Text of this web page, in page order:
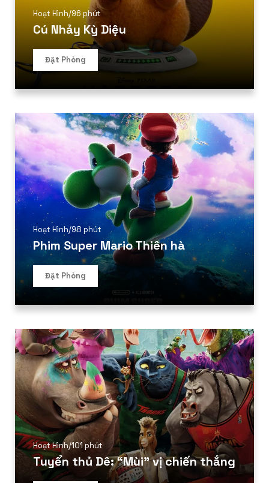
Hoạt Hình/96 phút
Cú Nhảy Kỳ Diệu
Đặt Phòng
Hoạt Hình/98 phút
Phim Super Mario Thiên hà
Đặt Phòng
Hoạt Hình/101 phút
Tuyển thủ Dê: “Mùi” vị chiến thắng